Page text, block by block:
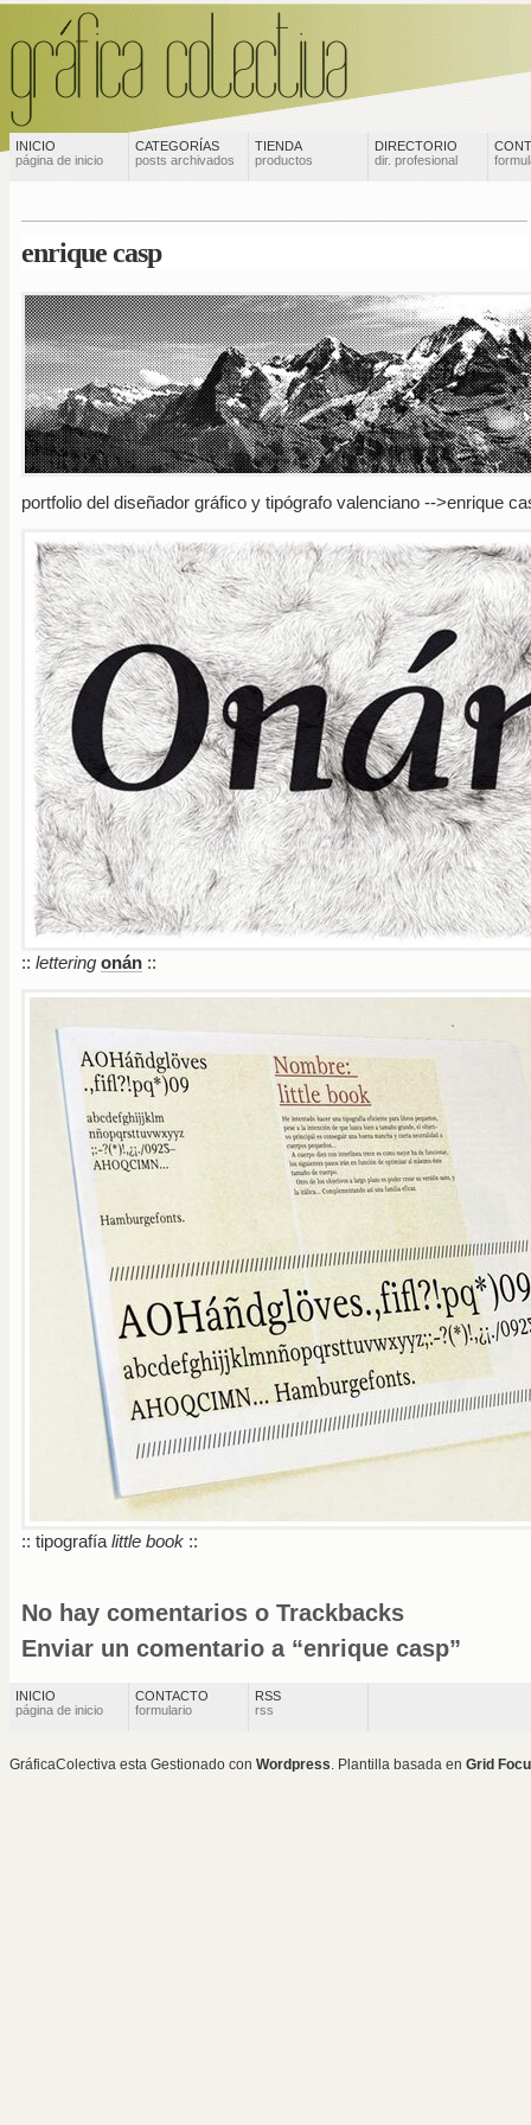
INICIO
página de inicio
CATEGORÍAS
posts archivados
TIENDA
productos
DIRECTORIO
dir. profesional
enrique casp
portfolio del diseñador gráfico y tipógrafo valenciano -->enrique
:: lettering onán::
:: tipografía little book::
No hay comentarios o Trackbacks
Enviar un comentario a “enrique casp”
INICIO
página de inicio
CONTACTO
formulario
RSS
rss
GráficaColectiva esta Gestionado con Wordpress. Plantilla basada en Grid